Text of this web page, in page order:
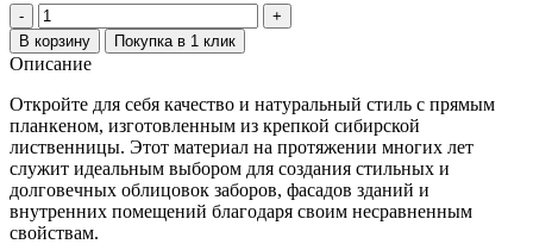
Количество
товара
Планкен
прямой
из
лиственницы
20х140х5000
мм
сорт
АВ
В корзину Покупка в 1 клик
Описание
Откройте для себя качество и натуральный стиль с прямым
планкеном, изготовленным из крепкой сибирской
лиственницы. Этот материал на протяжении многих лет
служит идеальным выбором для создания стильных и
долговечных облицовок заборов, фасадов зданий и
внутренних помещений благодаря своим несравненным
свойствам.